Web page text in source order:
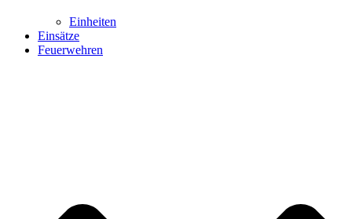
Einheiten
Einsätze
Feuerwehren